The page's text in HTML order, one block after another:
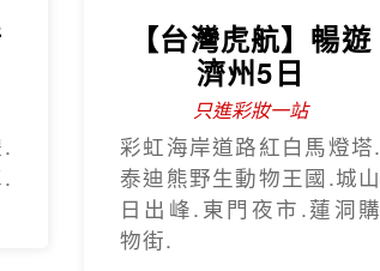
【台灣虎航】暢遊
濟州5日
只進彩妝一站
彩虹海岸道路紅白馬燈塔.
泰迪熊野生動物王國.城山
日出峰.東門夜市.蓮洞購
物街.